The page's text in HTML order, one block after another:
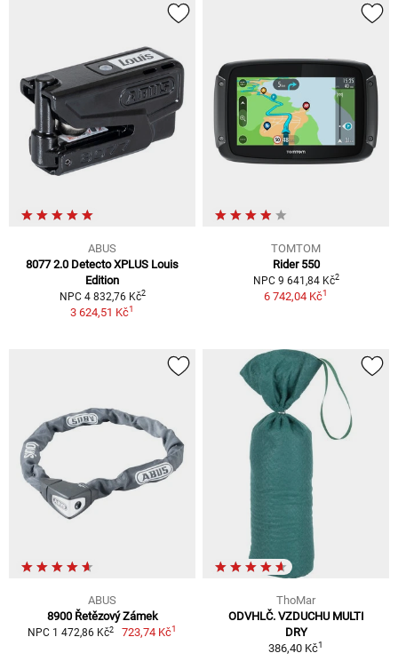
ABUS
8077 2.0 Detecto XPLUS Louis
Edition
NPC 4 832,76 Kč2
3 624,51 Kč1
TOMTOM
Rider 550
NPC 9 641,84 Kč2
6 742,04 Kč1
ABUS
8900 Řetězový Zámek
NPC 1 472,86 Kč2 723,74 Kč1
ThoMar
ODVHLČ. VZDUCHU MULTI
DRY
386,40 Kč1